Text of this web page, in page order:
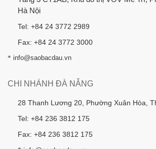
Hà Nội
Tel: +84 24 3772 2989
Fax: +84 24 3772 3000
* info@saobacdau.vn
CHI NHÁNH ĐÀ NẴNG
28 Thanh Lương 20, Phường Xuân Hòa,
Tel: +84 236 3812 175
Fax: +84 236 3812 175